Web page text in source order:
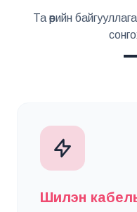
Та өөрийн
Шилэн